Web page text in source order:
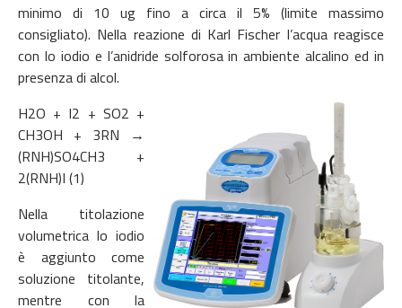
minimo di 10 ug fino a circa il 5% (limite massimo
consigliato). Nella reazione di Karl Fischer l’acqua reagisce
con lo iodio e l’anidride solforosa in ambiente alcalino ed in
presenza di alcol.
H2O + I2 + SO2 +
CH3OH + 3RN →
(RNH)SO4CH3 +
2(RNH)I (1)
Nella titolazione
volumetrica lo iodio
è aggiunto come
soluzione titolante,
mentre con la